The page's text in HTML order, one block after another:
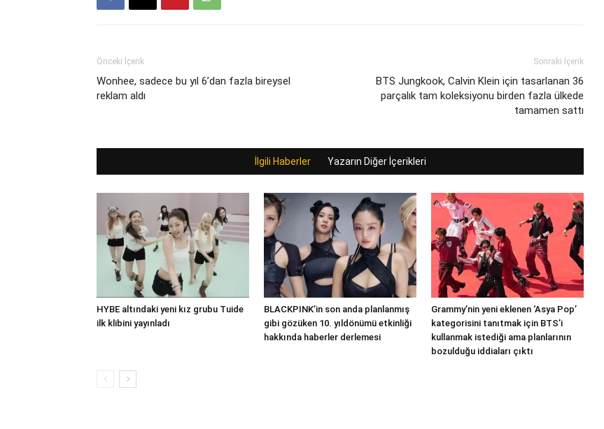
Önceki İçerik
Wonhee, sadece bu yıl 6’dan fazla bireysel
reklam aldı
Sonraki İçerik
BTS Jungkook, Calvin Klein için tasarlanan 36
parçalık tam koleksiyonu birden fazla ülkede
tamamen sattı
İlgili Haberler Yazarın Diğer İçerikleri
HYBE altındaki yeni kız grubu Tuide
ilk klibini yayınladı
BLACKPINK’in son anda planlanmış
gibi gözüken 10. yıldönümü etkinliği
hakkında haberler derlemesi
Grammy’nin yeni eklenen ‘Asya Pop’
kategorisini tanıtmak için BTS’i
kullanmak istediği ama planlarının
bozulduğu iddiaları çıktı